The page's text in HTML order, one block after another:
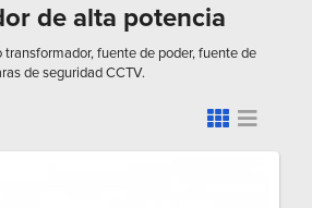
de alta potencia
transformador, fuente de poder, fuente de
de seguridad CCTV.